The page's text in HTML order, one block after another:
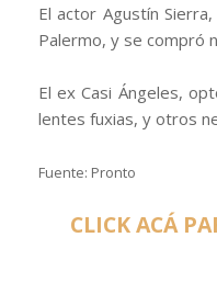
El actor Agustín
Palermo, y se compró
El ex Casi Ángeles,
lentes fuxias, y otros
Fuente: Pronto
CLICK ACÁ